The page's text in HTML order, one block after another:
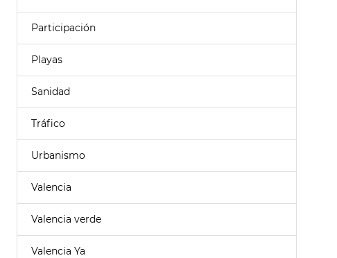
Participación
Playas
Sanidad
Tráfico
Urbanismo
Valencia
Valencia verde
Valencia Ya